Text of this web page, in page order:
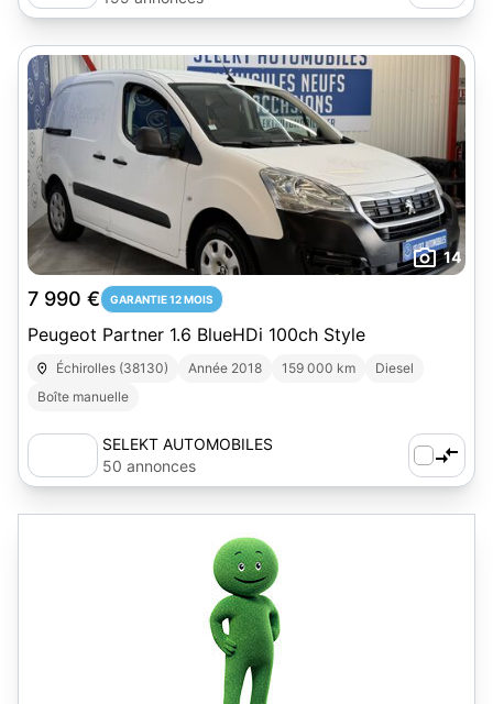
14
7 990 € GARANTIE 12 MOIS
Peugeot Partner 1.6 BlueHDi 100ch Style
Échirolles (38130) Année 2018 159 000 km
Diesel
Boîte manuelle
SELEKT AUTOMOBILES
50 annonces